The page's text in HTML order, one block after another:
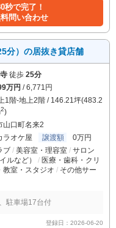
秒で完了！
問い合わせ
分）の居抜き貸店舗
徒歩 25分
万円 / 6,771円
1階-地上2階 / 146.21坪(483.2
2)
山口町名来2
ラオケ屋 譲渡額 0万円
ブ 美容室・理容室
サロン
ルなど）
医療・歯科・クリ
教室・スタジオ
その他サー
駐車場17台付
登録日：2026-06-20